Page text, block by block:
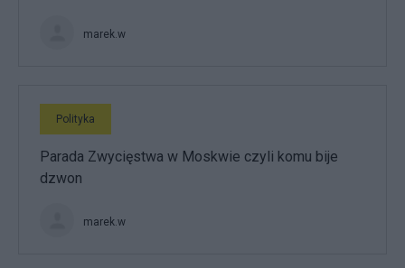
marek.w
Polityka
Parada Zwycięstwa w Moskwie czyli komu bije
dzwon
marek.w